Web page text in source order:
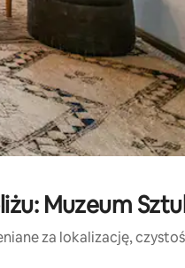
Muzeum
za lokalizację,